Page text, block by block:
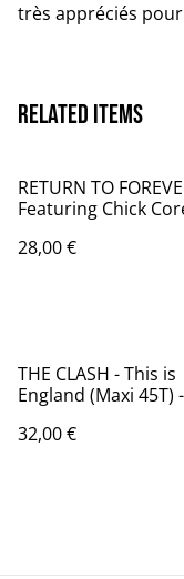
très appréciés
Related items
RETURN TO
Featuring Chick
28,00 €
THE CLASH - This is
England (Maxi 45T)
RECORDS TA 6122
32,00 €